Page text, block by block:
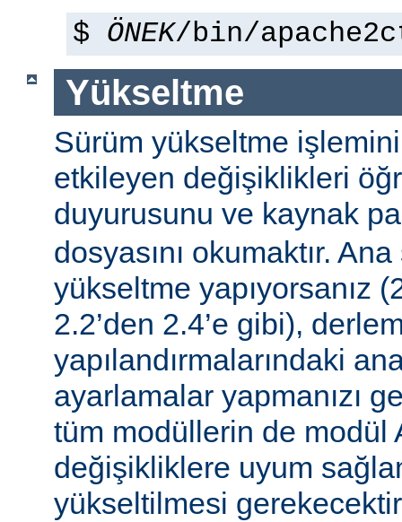
$ ÖNEK/bin/
Yükseltme
Sürüm yükseltme
etkileyen değişiklikleri
duyurusunu ve kaynak
dosyasını okumaktır.
yükseltme yapıyorsanız
2.2’den 2.4’e gibi),
yapılandırmalarındaki
ayarlamalar yapmanızı
tüm modüllerin de modül
değişikliklere uyum
yükseltilmesi